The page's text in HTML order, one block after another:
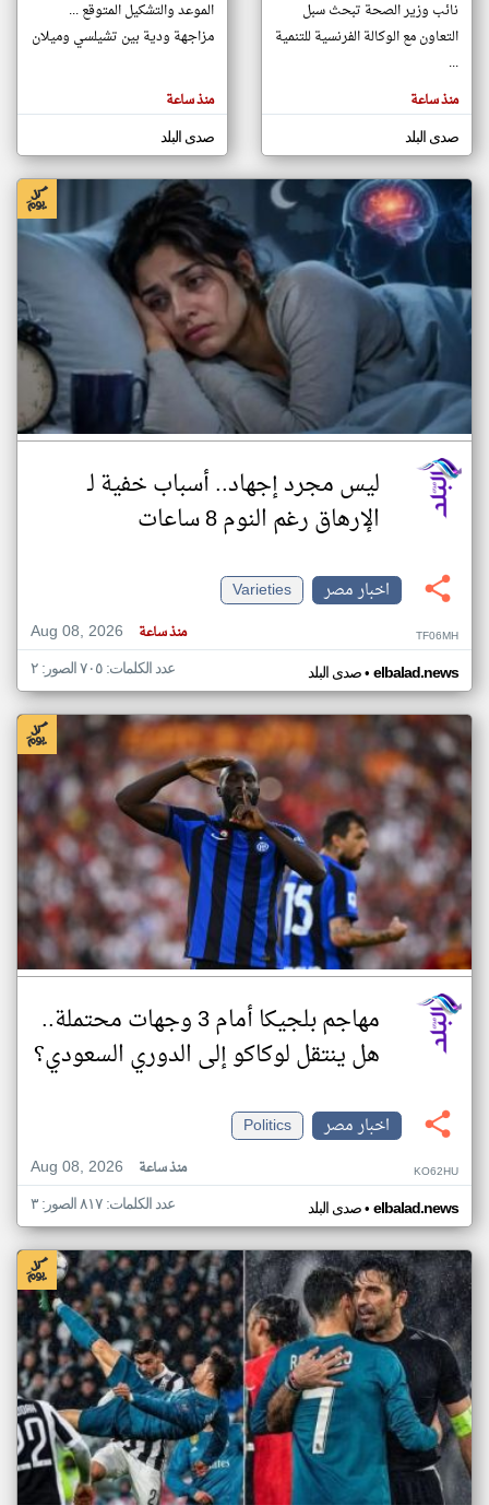
مصادر الأخبار من مصر
اخبار مصر على مدار الساعة
أهم اخبار مصر العاجلة والمباشرة
المقالات
هنا عن
وجهة
نظر
كاتبيها.
نائب وزير الصحة تبحث سبل
التعاون مع الوكالة الفرنسية للتنمية
...
منذ ساعة
صدى البلد
الموعد والتشكيل المتوقع ...
مزاجهة ودية بين تشيلسي وميلان
منذ ساعة
صدى البلد
ليس مجرد إجهاد.. أسباب خفية لـ
الإرهاق رغم النوم 8 ساعات
اخبار مصر
Varieties
Aug 08, 2026
منذ ساعة TF06MH
صدى البلد• elbalad.news عدد الكلمات: ٧٠٥ الصور: ٢
مهاجم بلجيكا أمام 3 وجهات محتملة..
هل ينتقل لوكاكو إلى الدوري السعودي؟
اخبار مصر
Politics
Aug 08, 2026
منذ ساعة KO62HU
صدى البلد• elbalad.news عدد الكلمات: ٨١٧ الصور: ٣
klyoum.com